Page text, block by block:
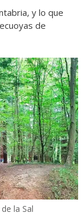
y lo que
de
la Sal